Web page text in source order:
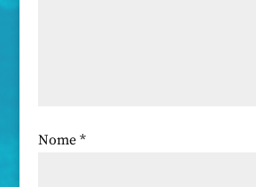
Nome *